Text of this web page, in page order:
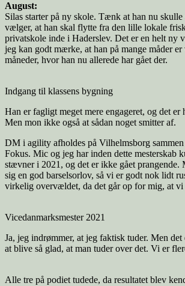
August:
Silas starter på ny skole. Tænk at han nu skulle
vælger, at han skal flytte fra den lille lokale
privatskole inde i Haderslev. Det er en helt ny
jeg kan godt mærke, at han på mange måder er
måneder, hvor han nu allerede har gået der.
Indgang til klassens bygning
Han er fagligt meget mere engageret, og det er
Men mon ikke også at sådan noget smitter af.
DM i agility afholdes på Vilhelmsborg
Fokus. Mic og jeg har inden dette mesterskab
stævner i 2021, og det er ikke gået prangende.
sig en god barselsorlov, så vi er godt nok lidt
virkelig overvældet, da det går op for mig, at
Vicedanmarksmester 2021
Ja, jeg indrømmer, at jeg faktisk tuder. Men
at blive så glad, at man tuder over det. Vi er
Alle tre på podiet tudede, da resultatet blev